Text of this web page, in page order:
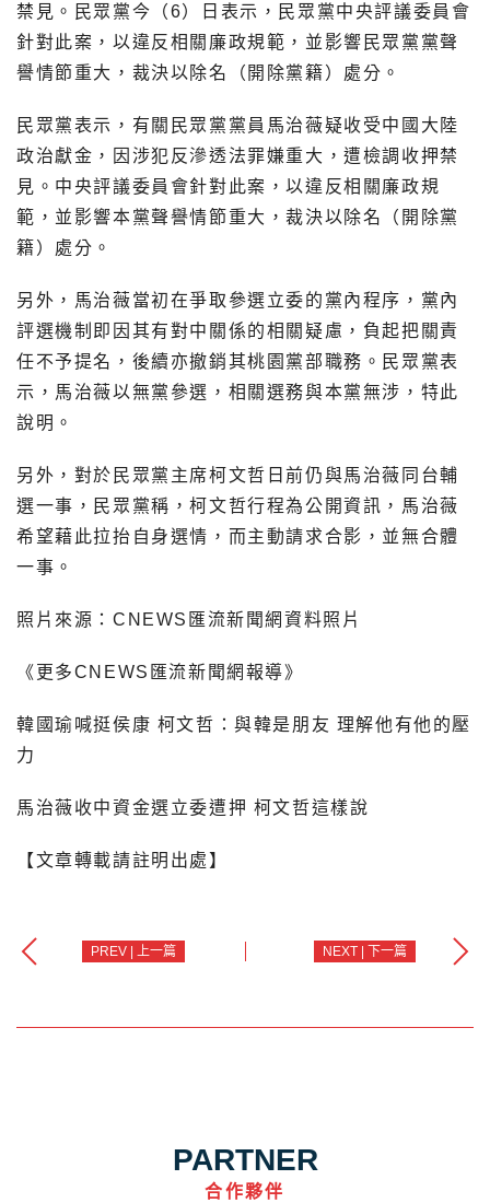
禁見。民眾黨今（6）日表示，民眾黨中央評議委員會
針對此案，以違反相關廉政規範，並影響民眾黨黨聲
譽情節重大，裁決以除名（開除黨籍）處分。
民眾黨表示，有關民眾黨黨員馬治薇疑收受中國大陸
政治獻金，因涉犯反滲透法罪嫌重大，遭檢調收押禁
見。中央評議委員會針對此案，以違反相關廉政規
範，並影響本黨聲譽情節重大，裁決以除名（開除黨
籍）處分。
另外，馬治薇當初在爭取參選立委的黨內程序，黨內
評選機制即因其有對中關係的相關疑慮，負起把關責
任不予提名，後續亦撤銷其桃園黨部職務。民眾黨表
示，馬治薇以無黨參選，相關選務與本黨無涉，特此
說明。
另外，對於民眾黨主席柯文哲日前仍與馬治薇同台輔
選一事，民眾黨稱，柯文哲行程為公開資訊，馬治薇
希望藉此拉抬自身選情，而主動請求合影，並無合體
一事。
照片來源：CNEWS匯流新聞網資料照片
《更多CNEWS匯流新聞網報導》
韓國瑜喊挺侯康 柯文哲：與韓是朋友 理解他有他的壓
力
馬治薇收中資金選立委遭押 柯文哲這樣說
【文章轉載請註明出處】
PREV | 上一篇 NEXT | 下一篇
PARTNER
合作夥伴